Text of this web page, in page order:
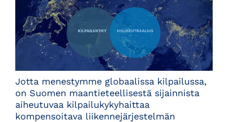
Jotta menestymme globaalissa kilpailussa,
on Suomen maantieteellisestä sijainnista
aiheutuvaa kilpailukykyhaittaa
kompensoitava liikennejärjestelmän